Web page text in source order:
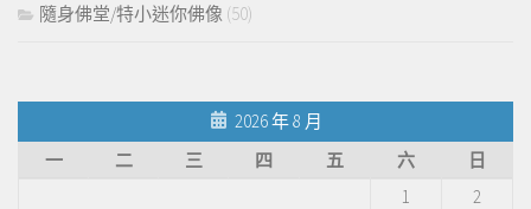
隨身佛堂/特小迷你佛像 (50)
2026 年 8 月
一
二 三 四 五 六
日
1
2